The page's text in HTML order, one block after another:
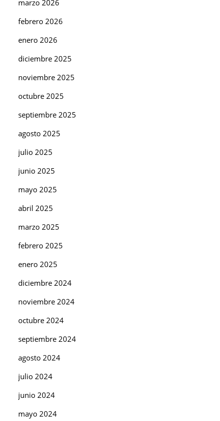
marzo 2026
febrero 2026
enero 2026
diciembre 2025
noviembre 2025
octubre 2025
septiembre 2025
agosto 2025
julio 2025
junio 2025
mayo 2025
abril 2025
marzo 2025
febrero 2025
enero 2025
diciembre 2024
noviembre 2024
octubre 2024
septiembre 2024
agosto 2024
julio 2024
junio 2024
mayo 2024